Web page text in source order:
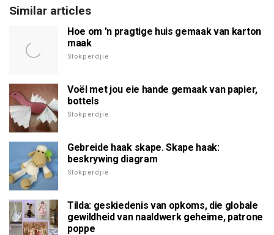
Similar articles
Hoe om 'n pragtige huis gemaak van karton
maak
Stokperdjie
Voël met jou eie hande gemaak van papier,
bottels
Stokperdjie
Gebreide haak skape. Skape haak:
beskrywing diagram
Stokperdjie
Tilda: geskiedenis van opkoms, die globale
gewildheid van naaldwerk geheime, patrone
poppe